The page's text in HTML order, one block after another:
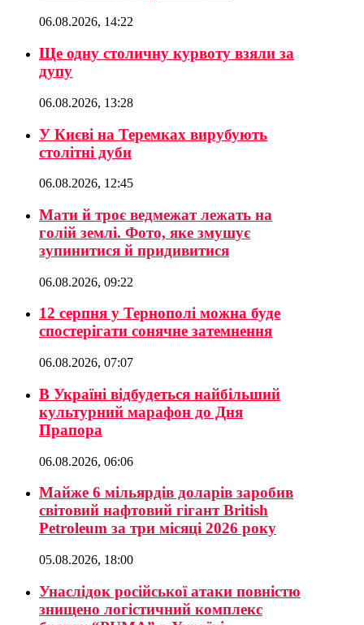
06.08.2026, 14:22
Ще одну столичну курвоту взяли за
дупу
06.08.2026, 13:28
У Києві на Теремках вирубують
столітні дуби
06.08.2026, 12:45
Мати й троє ведмежат лежать на
голій землі. Фото, яке змушує
зупинитися й придивитися
06.08.2026, 09:22
12 серпня у Тернополі можна буде
спостерігати сонячне затемнення
06.08.2026, 07:07
В Україні відбудеться найбільший
культурний марафон до Дня
Прапора
06.08.2026, 06:06
Майже 6 мільярдів доларів заробив
світовий нафтовий гігант British
Petroleum за три місяці 2026 року
05.08.2026, 18:00
Унаслідок російської атаки повністю
знищено логістичний комплекс